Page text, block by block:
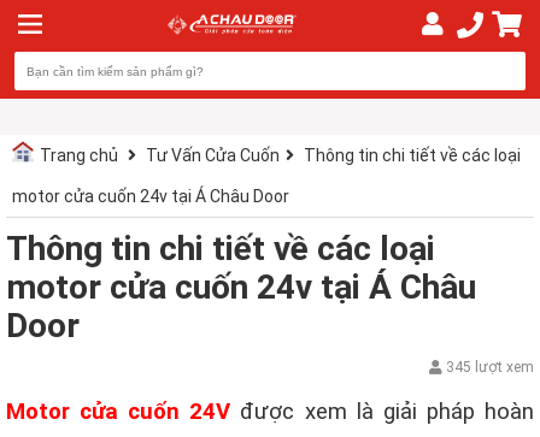
Trang chủ Tư Vấn Cửa Cuốn Thông tin chi tiết về các loại
motor cửa cuốn 24v tại Á Châu Door
Thông tin chi tiết về các loại
motor cửa cuốn 24v tại Á Châu
Door
345 lượt xem
Motor cửa cuốn 24V được xem là giải pháp hoàn